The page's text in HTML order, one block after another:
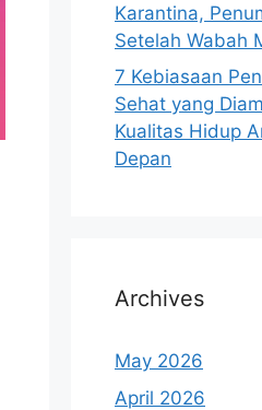
Karantina,
Setelah Wabah
7 Kebiasaan
Sehat yang
Kualitas Hidup
Depan
Archives
May 2026
April 2026